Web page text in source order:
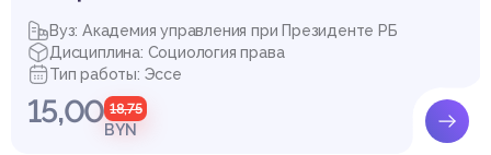
Вуз: Академия управления при Президенте РБ
Дисциплина: Социология права
Тип работы: Эссе
15,00 18,75
BYN